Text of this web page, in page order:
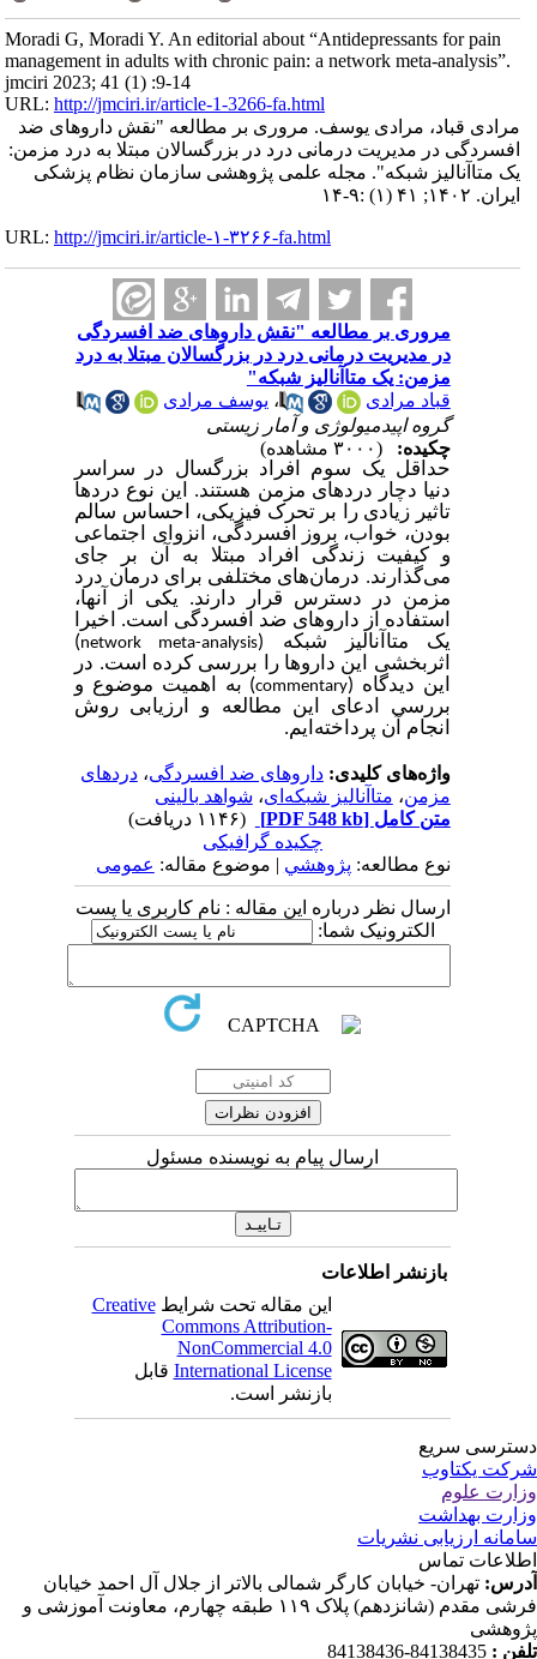
Moradi G, Moradi Y. An editorial about “Antidepressants for pain
management in adults with chronic pain: a network meta‐analysis”.
jmciri 2023; 41 (1) :9-14
URL:http://jmciri.ir/article-1-3266-fa.html
مرادی قباد، مرادی یوسف. مروری بر مطالعه "نقش داروهای ضد
افسردگی در مدیریت درمانی درد در بزرگسالان مبتلا به درد مزمن:
یک متاآنالیز شبکه". مجله علمی پژوهشی سازمان نظام پزشکی
ایران. ۱۴۰۲; ۴۱ (۱) :۹-۱۴
URL:http://jmciri.ir/article-۱-۳۲۶۶-fa.html
مروری بر مطالعه "نقش داروهای ضد افسردگی
در مدیریت درمانی درد در بزرگسالان مبتلا به درد
مزمن: یک متاآنالیز شبکه"
قباد مرادی
،یوسف مرادی
گروه اپیدمیولوژی و آمار زیستی
چکیده:
حداقل یک سوم افراد بزرگسال در سراسر
دنیا دچار دردهای مزمن هستند. این نوع دردها
تاثیر زیادی را بر تحرک فیزیکی، احساس سالم
بودن، خواب، بروز افسردگی، انزوای اجتماعی
و کیفیت زندگی افراد مبتلا به آن بر جای
می‌گذارند. درمان‌های مختلفی برای درمان درد
مزمن در دسترس قرار دارند. یکی از آنها،
استفاده از داروهای ضد افسردگی است. اخیرا
یک متاآنالیز شبکه (
network meta-analysis
)
اثربخشی این داروها را بررسی کرده است. در
این دیدگاه ( commentary) به اهمیت موضوع و
بررسی ادعای این مطالعه و ارزیابی روش
انجام آن پرداخته‌ایم.
واژه‌های کلیدی:داروهای ضد افسردگی،دردهای
مزمن،متاآنالیز شبکه‌ای،شواهد بالینی
متن کامل[PDF 548 kb]
چکیده گرافیکی
نوع مطالعه:پژوهشي| موضوع مقاله:عمومى
ارسال نظر درباره این مقاله : نام کاربری یا پست
الکترونیک شما:
ارسال پیام به نویسنده مسئول
بازنشر اطلاعات
این مقاله تحت شرایطCreative
Commons Attribution-
NonCommercial 4.0
International Licenseقابل
بازنشر است.
سریع
یکتاوب
علوم
بهداشت
ارزیابی نشریات
تماس
تهران- خیابان کارگر شمالی بالاتر از جلال آل احمد خیابان
فرشی مقدم (شانزدهم) پلاک ۱۱۹ طبقه چهارم، معاونت آموزشی و
:
84138435-84138436